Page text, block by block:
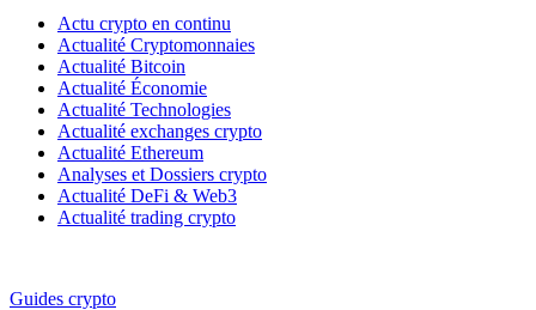
Actu crypto en continu
Actualité Cryptomonnaies
Actualité Bitcoin
Actualité Économie
Actualité Technologies
Actualité exchanges crypto
Actualité Ethereum
Analyses et Dossiers crypto
Actualité DeFi & Web3
Actualité trading crypto
Guides crypto